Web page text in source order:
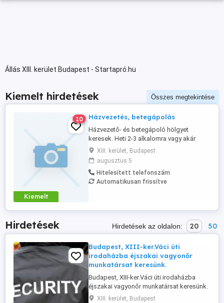
Állás XIII. kerület Budapest - Startapró.hu
Kiemelt hirdetések Összes megtekintése
Kiemelt
10 Házvezetés, betegápolás
Házvezető- és betegápoló hölgyet
keresek. Heti 2-3 alkalomra vagy akár
rendszeres munkára. Keresem azt az
embert, aki empátiával, pozitív
hozzáállással kíván részt venni egy család
életében. Mindezt átlagon felüli
munkakörülmények között, versenyképes
XIII. kerület, Budapest
augusztus 5
Hitelesített telefonszám
Automatikusan frissítve
Hirdetések Hirdetések az oldalon: 20 50
Budapest, XIII-ker.Váci úti
irodaházba éjszakai vagyonőr
munkatársat keresünk.
Budapest, XIII-ker.Váci úti irodaházba
éjszakai vagyonőr munkatársat keresünk.
Munkaidő: Hétfőtől péntekig este 19-07-
XIII. kerület, Budapest